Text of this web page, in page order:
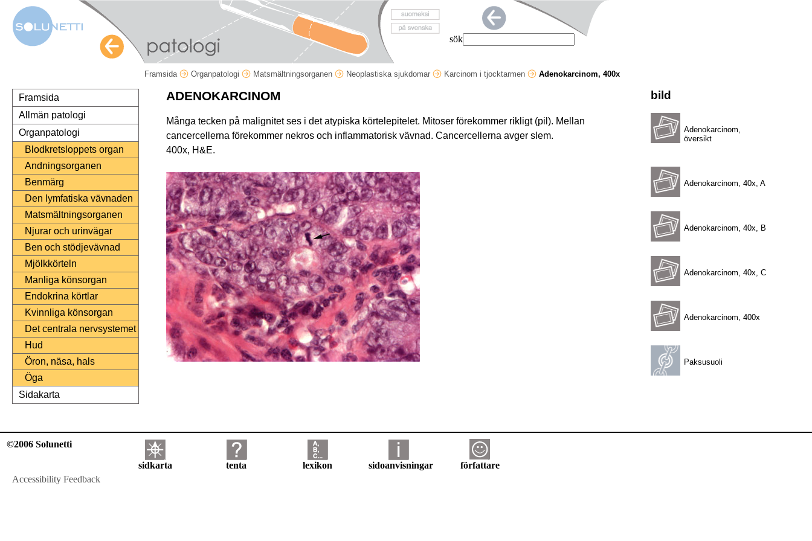
sök
Framsida Organpatologi Matsmältningsorganen Neoplastiska sjukdomar Karcinom i tjocktarmen Adenokarcinom, 400x
Framsida
Allmän patologi
Organpatologi
Blodkretsloppets organ
Andningsorganen
Benmärg
Den lymfatiska vävnaden
Matsmältningsorganen
Njurar och urinvägar
Ben och stödjevävnad
Mjölkkörteln
Manliga könsorgan
Endokrina körtlar
Kvinnliga könsorgan
Det centrala nervsystemet
Hud
Öron, näsa, hals
Öga
Sidakarta
bild
Adenokarcinom,
översikt
Adenokarcinom, 40x, A
Adenokarcinom, 40x, B
Adenokarcinom, 40x, C
Adenokarcinom, 400x
Paksusuoli
ADENOKARCINOM
Många tecken på malignitet ses i det atypiska körtelepitelet. Mitoser förekommer rikligt (pil). Mellan
cancercellerna förekommer nekros och inflammatorisk vävnad. Cancercellerna avger slem.
400x, H&E.
©2006 Solunetti
sidkarta tenta lexikon sidoanvisningar
författare
Accessibility Feedback